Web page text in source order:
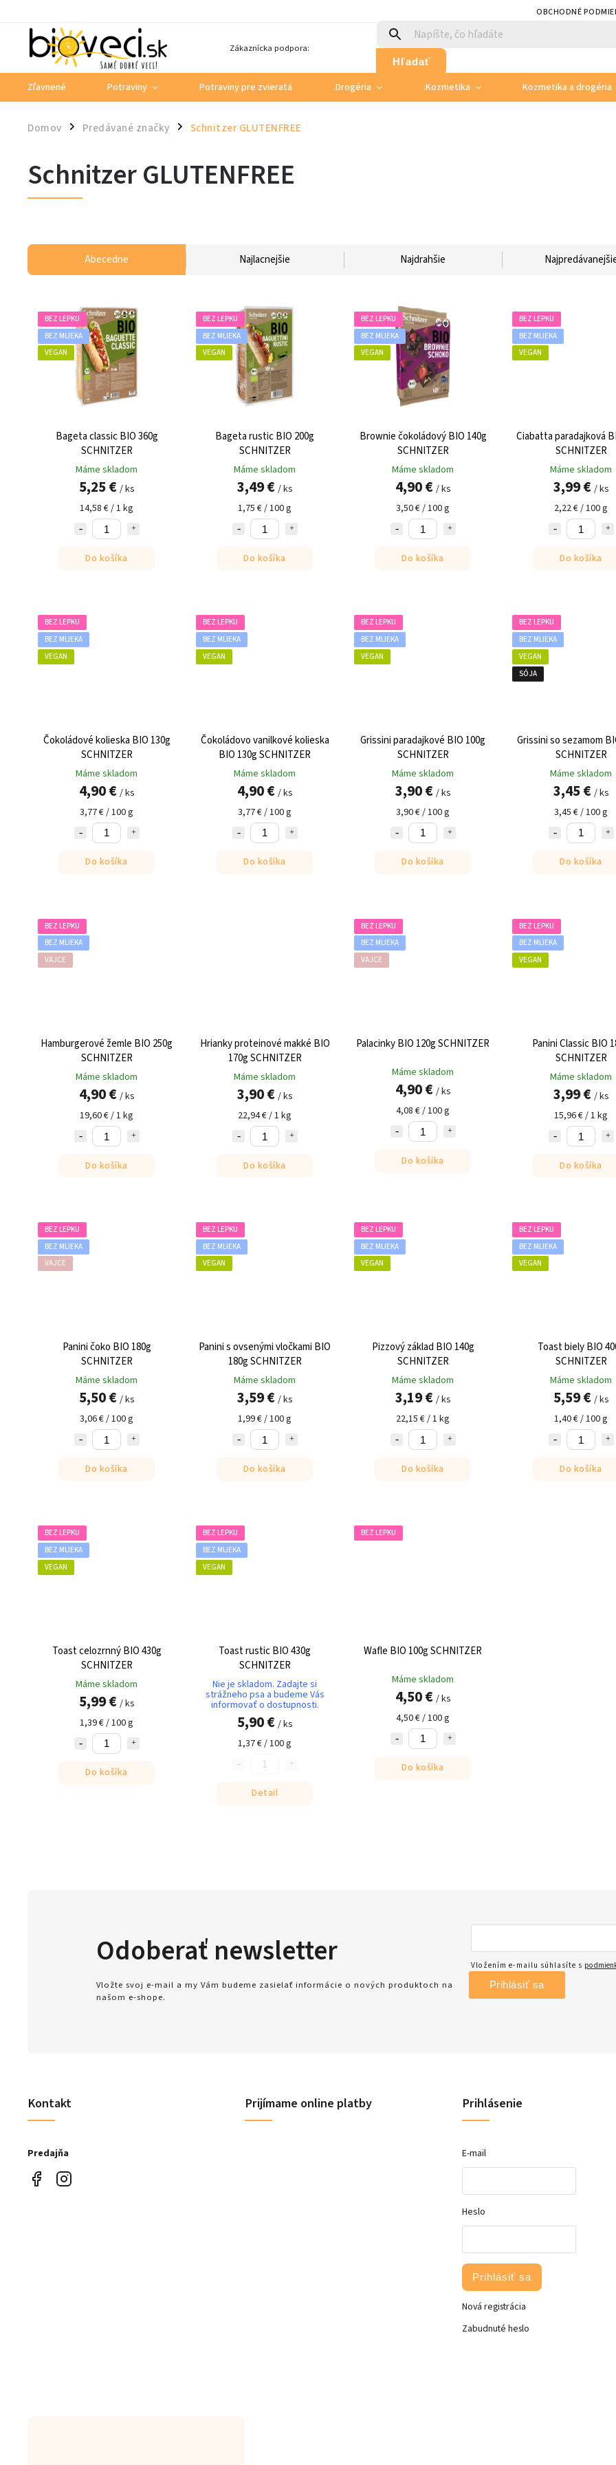
OBCHODNÉ
Zákaznícka podpora:
Hľadať
Zľavnené Potraviny Potraviny pre zvieratá .Drogéria .Kozmetika Kozmetika a drogéria
Domov / Predávané značky / Schnitzer GLUTENFREE
Schnitzer GLUTENFREE
Abecedne Najlacnejšie Najdrahšie
BEZ LEPKU
BEZ MLIEKA
VEGAN
Bageta classic BIO 360g
SCHNITZER
Máme skladom
5,25 € / ks
14,58 € / 1 kg
Do košíka
BEZ LEPKU
BEZ MLIEKA
VEGAN
Bageta rustic BIO 200g
SCHNITZER
Máme skladom
3,49 € / ks
1,75 € / 100 g
Do košíka
BEZ LEPKU
BEZ MLIEKA
VEGAN
Brownie čokoládový BIO 140g
SCHNITZER
Máme skladom
4,90 € / ks
3,50 € / 100 g
Do košíka
BEZ LEPKU
BEZ MLIEKA
VEGAN
Ciabatta paradajková
SCHNITZER
Máme skladom
3,99 € / ks
2,22 € / 100 g
Do košíka
BEZ LEPKU
BEZ MLIEKA
VEGAN
Čokoládové kolieska BIO 130g
SCHNITZER
Máme skladom
4,90 € / ks
3,77 € / 100 g
Do košíka
BEZ LEPKU
BEZ MLIEKA
VEGAN
Čokoládovo vanilkové kolieska
BIO 130g SCHNITZER
Máme skladom
4,90 € / ks
3,77 € / 100 g
Do košíka
BEZ LEPKU
BEZ MLIEKA
VEGAN
Grissini paradajkové BIO 100g
SCHNITZER
Máme skladom
3,90 € / ks
3,90 € / 100 g
Do košíka
BEZ LEPKU
BEZ MLIEKA
VEGAN
SÓJA
Grissini so sezamom
SCHNITZER
Máme skladom
3,45 € / ks
3,45 € / 100 g
Do košíka
BEZ LEPKU
BEZ MLIEKA
VAJCE
Hamburgerové žemle BIO 250g
SCHNITZER
Máme skladom
4,90 € / ks
19,60 € / 1 kg
Do košíka
Hrianky proteinové makké BIO
170g SCHNITZER
Máme skladom
3,90 € / ks
22,94 € / 1 kg
Do košíka
BEZ LEPKU
BEZ MLIEKA
VAJCE
Palacinky BIO 120g SCHNITZER
Máme skladom
4,90 € / ks
4,08 € / 100 g
Do košíka
BEZ LEPKU
BEZ MLIEKA
VEGAN
Panini Classic BIO
SCHNITZER
Máme skladom
3,99 € / ks
15,96 € / 1 kg
Do košíka
BEZ LEPKU
BEZ MLIEKA
VAJCE
Panini čoko BIO 180g
SCHNITZER
Máme skladom
5,50 € / ks
3,06 € / 100 g
Do košíka
BEZ LEPKU
BEZ MLIEKA
VEGAN
Panini s ovsenými vločkami BIO
180g SCHNITZER
Máme skladom
3,59 € / ks
1,99 € / 100 g
Do košíka
BEZ LEPKU
BEZ MLIEKA
VEGAN
Pizzový základ BIO 140g
SCHNITZER
Máme skladom
3,19 € / ks
22,15 € / 1 kg
Do košíka
BEZ LEPKU
BEZ MLIEKA
VEGAN
Toast biely BIO
SCHNITZER
Máme skladom
5,59 € / ks
1,40 € / 100 g
Do košíka
BEZ LEPKU
BEZ MLIEKA
VEGAN
Toast celozrnný BIO 430g
SCHNITZER
Máme skladom
5,99 € / ks
1,39 € / 100 g
Do košíka
BEZ LEPKU
BEZ MLIEKA
VEGAN
Toast rustic BIO 430g
SCHNITZER
Nie je skladom. Zadajte si
strážneho psa a budeme Vás
informovať o dostupnosti.
5,90 € / ks
1,37 € / 100 g
Detail
BEZ LEPKU
Wafle BIO 100g SCHNITZER
Máme skladom
4,50 € / ks
4,50 € / 100 g
Do košíka
Kontakt
Predajňa
Odoberať newsletter
Vložte svoj e-mail a my Vám budeme zasielať informácie o nových produktoch na
našom e-shope.
Vložením e-mailu súhlasíte s
Prihlásiť sa
Prijímame online platby Prihlásenie
E-mail
Heslo
Prihlásiť sa
Nová registrácia
Zabudnuté heslo